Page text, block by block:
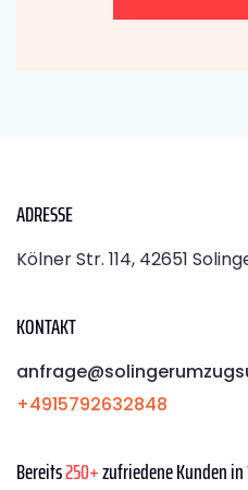
ADRESSE
Kölner Str. 114, 42651
KONTAKT
+4915792632848
Bereits250+zufriedene Kunden in